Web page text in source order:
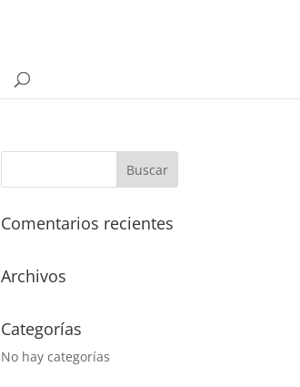
Comentarios recientes
Archivos
Categorías
No hay categorías